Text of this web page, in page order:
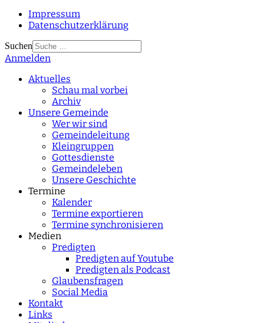
Impressum
Datenschutzerklärung
Suchen
Type 2 or more
Anmelden
Aktuelles
Schau mal vorbei
Archiv
Unsere Gemeinde
Wer wir sind
Gemeindeleitung
Kleingruppen
Gottesdienste
Gemeindeleben
Unsere Geschichte
Termine
Kalender
Termine exportieren
Termine synchronisieren
Medien
Predigten
Predigten auf Youtube
Predigten als Podcast
Glaubensfragen
Social Media
Kontakt
Links